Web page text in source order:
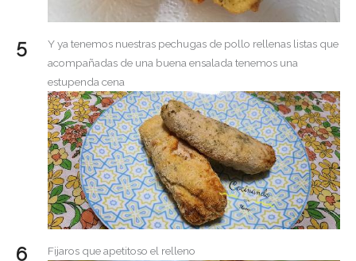
Y ya tenemos nuestras pechugas de pollo rellenas listas que
acompañadas de una buena ensalada tenemos una
estupenda cena
Fijaros que apetitoso el relleno